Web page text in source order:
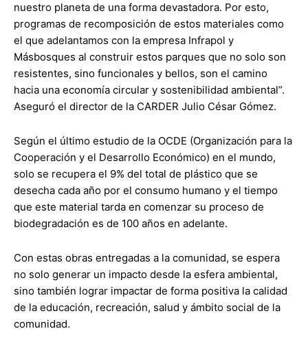
nuestro planeta de una forma devastadora. Por esto,
programas de recomposición de estos materiales como
el que adelantamos con la empresa Infrapol y
Másbosques al construir estos parques que no solo son
resistentes, sino funcionales y bellos, son el camino
hacia una economía circular y sostenibilidad ambiental”.
Aseguró el director de la CARDER Julio César Gómez.
Según el último estudio de la OCDE (Organización para la
Cooperación y el Desarrollo Económico) en el mundo,
solo se recupera el 9% del total de plástico que se
desecha cada año por el consumo humano y el tiempo
que este material tarda en comenzar su proceso de
biodegradación es de 100 años en adelante.
Con estas obras entregadas a la comunidad, se espera
no solo generar un impacto desde la esfera ambiental,
sino también lograr impactar de forma positiva la calidad
de la educación, recreación, salud y ámbito social de la
comunidad.